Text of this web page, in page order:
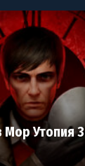
Мор Утопия 3